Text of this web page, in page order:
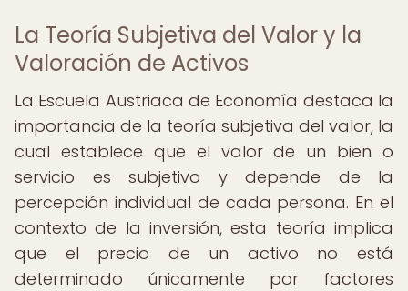
La Teoría Subjetiva del Valor y la
Valoración de Activos
La Escuela Austriaca de Economía destaca la
importancia de la teoría subjetiva del valor, la
cual establece que el valor de un bien o
servicio es subjetivo y depende de la
percepción individual de cada persona. En el
contexto de la inversión, esta teoría implica
que el precio de un activo no está
determinado únicamente por factores